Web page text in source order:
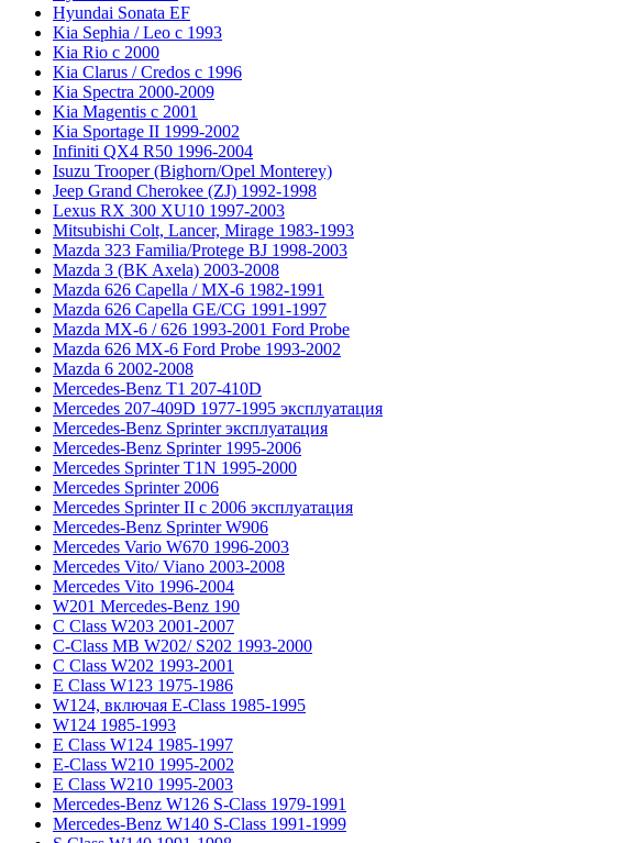
Hyundai Sonata EF
Kia Sephia / Leo с 1993
Kia Rio с 2000
Kia Clarus / Credos с 1996
Kia Spectra 2000-2009
Kia Magentis с 2001
Kia Sportage II 1999-2002
Infiniti QX4 R50 1996-2004
Isuzu Trooper (Bighorn/Opel Monterey)
Jeep Grand Cherokee (ZJ) 1992-1998
Lexus RX 300 XU10 1997-2003
Mitsubishi Colt, Lancer, Mirage 1983-1993
Mazda 323 Familia/Protege BJ 1998-2003
Mazda 3 (BK Axela) 2003-2008
Mazda 626 Capella / MX-6 1982-1991
Mazda 626 Capella GE/CG 1991-1997
Mazda MX-6 / 626 1993-2001 Ford Probe
Mazda 626 MX-6 Ford Probe 1993-2002
Mazda 6 2002-2008
Mercedes-Benz T1 207-410D
Mercedes 207-409D 1977-1995 эксплуатация
Mercedes-Benz Sprinter эксплуатация
Mercedes-Benz Sprinter 1995-2006
Mercedes Sprinter T1N 1995-2000
Mercedes Sprinter 2006
Mercedes Sprinter II с 2006 эксплуатация
Mercedes-Benz Sprinter W906
Mercedes Vario W670 1996-2003
Mercedes Vito/ Viano 2003-2008
Mercedes Vito 1996-2004
W201 Mercedes-Benz 190
C Class W203 2001-2007
C-Class MB W202/ S202 1993-2000
C Class W202 1993-2001
E Class W123 1975-1986
W124, включая E-Class 1985-1995
W124 1985-1993
E Class W124 1985-1997
E-Class W210 1995-2002
E Class W210 1995-2003
Mercedes-Benz W126 S-Class 1979-1991
Mercedes-Benz W140 S-Class 1991-1999